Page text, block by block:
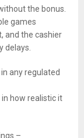
the bonus.
games
and the cashier
delays.
any regulated
how realistic it
–